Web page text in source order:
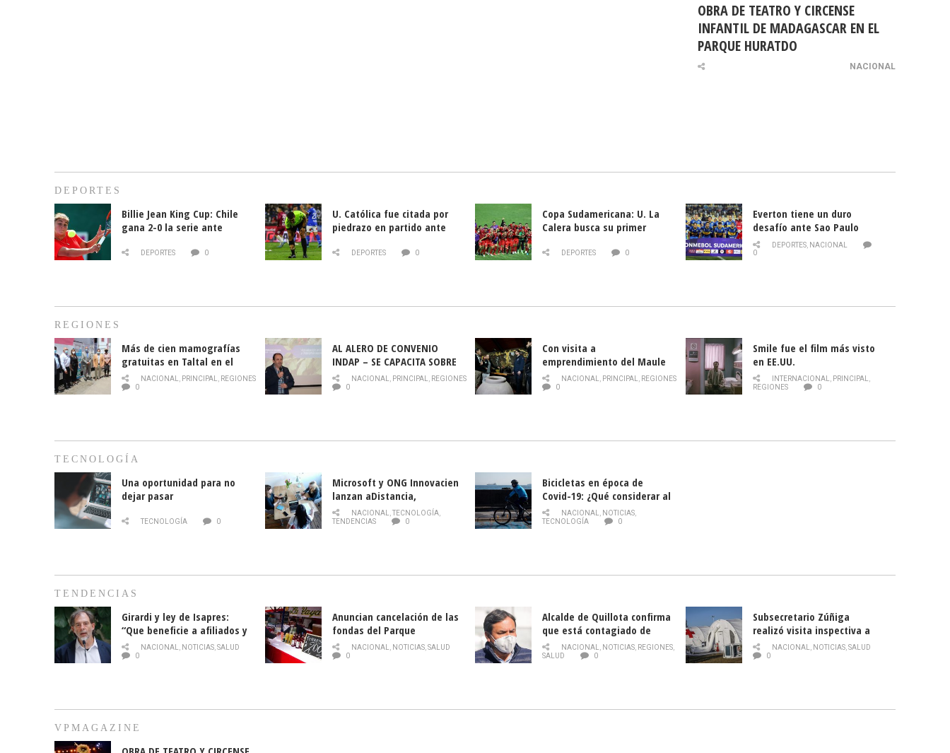
OBRA DE TEATRO Y CIRCENSE
INFANTIL DE MADAGASCAR EN EL
PARQUE HURATDO
NACIONAL
DEPORTES
Billie Jean King Cup: Chile
gana 2-0 la serie ante
DEPORTES 0
U. Católica fue citada por
piedrazo en partido ante
DEPORTES 0
Copa Sudamericana: U. La
Calera busca su primer
DEPORTES 0
Everton tiene un duro
desafío ante Sao Paulo
DEPORTES, NACIONAL
0
REGIONES
Más de cien mamografías
gratuitas en Taltal en el
mes de la prevención del
cáncer de mama
NACIONAL PRINCIPAL
REGIONES
0
AL ALERO DE CONVENIO
INDAP – SE CAPACITA SOBRE
PLAGA DROSOPHILA SUZUKII
NACIONAL PRINCIPAL
REGIONES
0
Con visita a
emprendimiento del Maule
y llamado al rescate de la
historia campesina Director
NACIONAL PRINCIPAL
REGIONES
0
Smile fue el film más visto
en EE.UU.
INTERNACIONAL PRINCIPAL
REGIONES
0
TECNOLOGÍA
Una oportunidad para no
dejar pasar
TECNOLOGÍA 0
Microsoft y ONG Innovacien
lanzan aDistancia,
plataforma con cursos
gratuitos online sobre
NACIONAL TECNOLOGÍA,
TENDENCIAS
0
Bicicletas en época de
Covid-19: ¿Qué considerar al
momento de conducirlas?
NACIONAL NOTICIAS
TECNOLOGÍA
0
TENDENCIAS
Girardi y ley de Isapres:
“Que beneficie a afiliados y
no legalice el abuso”
NACIONAL NOTICIAS SALUD
0
Anuncian cancelación de las
fondas del Parque
O’Higgins debido al
coronavirus
NACIONAL NOTICIAS, SALUD
0
Alcalde de Quillota confirma
que está contagiado de
COVID-19
NACIONAL NOTICIAS REGIONES
SALUD
0
Subsecretario Zúñiga
realizó visita inspectiva a
Hospital Modular Sótero del
Río
NACIONAL NOTICIAS, SALUD
0
VPMAGAZINE